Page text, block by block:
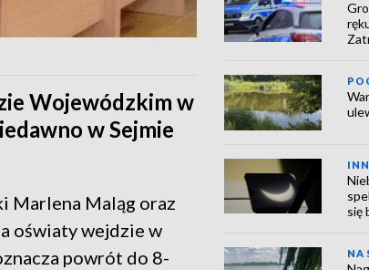
Wojewódzkim w
w Sejmie
Marlena Maląg oraz
oświaty wejdzie w
powrót do 8-
się
NA